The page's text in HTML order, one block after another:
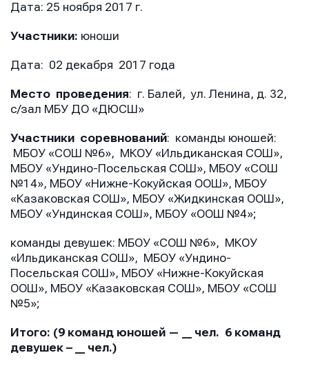
Дата: 25 ноября 2017 г.
Участники: юноши
Дата: 02 декабря 2017 года
Место проведения: г. Балей, ул. Ленина, д. 32,
с/зал МБУ ДО «ДЮСШ»
Участники соревнований: команды юношей:
МБОУ «СОШ №6», МКОУ «Ильдиканская СОШ»,
МБОУ «Ундино-Посельская СОШ», МБОУ «СОШ
№14», МБОУ «Нижне-Кокуйская ООШ», МБОУ
«Казаковская СОШ», МБОУ «Жидкинская ООШ»,
МБОУ «Ундинская СОШ», МБОУ «ООШ №4»;
команды девушек: МБОУ «СОШ №6», МКОУ
«Ильдиканская СОШ», МБОУ «Ундино-
Посельская СОШ», МБОУ «Нижне-Кокуйская
ООШ», МБОУ «Казаковская СОШ», МБОУ «СОШ
№5»;
Итого: (9 команд юношей — __ чел. 6 команд
девушек – __ чел.)